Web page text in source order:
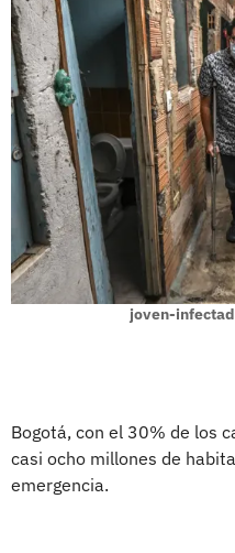
joven-
Bogotá, con el 30% de los
casi ocho millones de
emergencia.